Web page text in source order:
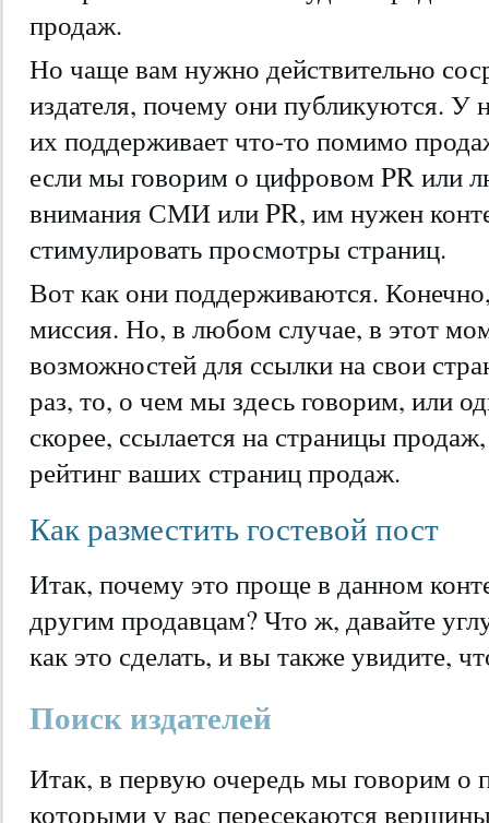
продаж.
Но чаще вам нужно действительно
издателя, почему они публикуются. У
их поддерживает что-то помимо
если мы говорим о цифровом PR или
внимания СМИ или PR, им нужен
стимулировать просмотры страниц.
Вот как они поддерживаются.
миссия. Но, в любом случае, в этот
возможностей для ссылки на свои
раз, то, о чем мы здесь говорим, или
скорее, ссылается на страницы
рейтинг ваших страниц продаж.
Как разместить гостевой пост
Итак, почему это проще в данном
другим продавцам? Что ж, давайте
как это сделать, и вы также увидите,
Поиск издателей
Итак, в первую очередь мы говорим о
которыми у вас пересекаются